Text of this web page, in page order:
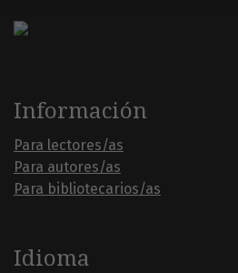
Información
Para lectores/as
Para autores/as
Para bibliotecarios/as
Idioma